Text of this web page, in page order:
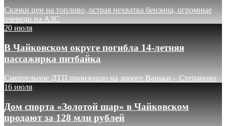
Скачки цен на топливо, острая нехватка бензина, огромные
очереди на АЗС
20 июля
В Чайковском округе погибла 14-летняя
пассажирка питбайка
Смертельное ДТП произошло на дороге Ваньки – Степаново
16 июля
Дом спорта «Золотой шар» в Чайковском
продают за 128 млн рублей